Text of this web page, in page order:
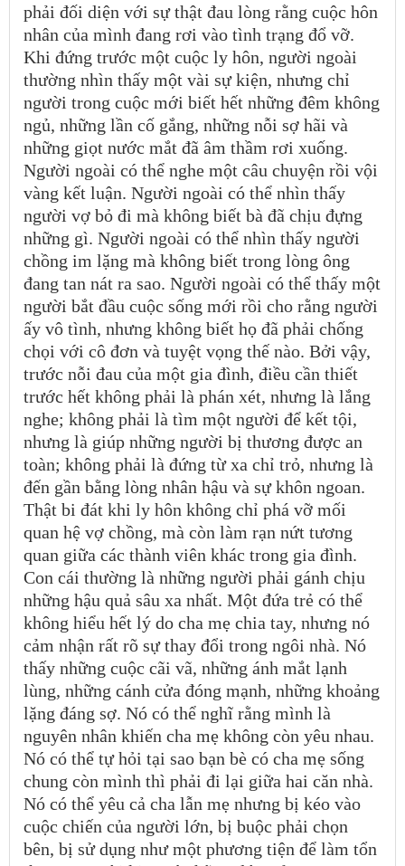
phải đối diện với sự thật đau lòng rằng cuộc hôn
nhân của mình đang rơi vào tình trạng đổ vỡ.
Khi đứng trước một cuộc ly hôn, người ngoài
thường nhìn thấy một vài sự kiện, nhưng chỉ
người trong cuộc mới biết hết những đêm không
ngủ, những lần cố gắng, những nỗi sợ hãi và
những giọt nước mắt đã âm thầm rơi xuống.
Người ngoài có thể nghe một câu chuyện rồi vội
vàng kết luận. Người ngoài có thể nhìn thấy
người vợ bỏ đi mà không biết bà đã chịu đựng
những gì. Người ngoài có thể nhìn thấy người
chồng im lặng mà không biết trong lòng ông
đang tan nát ra sao. Người ngoài có thể thấy một
người bắt đầu cuộc sống mới rồi cho rằng người
ấy vô tình, nhưng không biết họ đã phải chống
chọi với cô đơn và tuyệt vọng thế nào. Bởi vậy,
trước nỗi đau của một gia đình, điều cần thiết
trước hết không phải là phán xét, nhưng là lắng
nghe; không phải là tìm một người để kết tội,
nhưng là giúp những người bị thương được an
toàn; không phải là đứng từ xa chỉ trỏ, nhưng là
đến gần bằng lòng nhân hậu và sự khôn ngoan.
Thật bi đát khi ly hôn không chỉ phá vỡ mối
quan hệ vợ chồng, mà còn làm rạn nứt tương
quan giữa các thành viên khác trong gia đình.
Con cái thường là những người phải gánh chịu
những hậu quả sâu xa nhất. Một đứa trẻ có thể
không hiểu hết lý do cha mẹ chia tay, nhưng nó
cảm nhận rất rõ sự thay đổi trong ngôi nhà. Nó
thấy những cuộc cãi vã, những ánh mắt lạnh
lùng, những cánh cửa đóng mạnh, những khoảng
lặng đáng sợ. Nó có thể nghĩ rằng mình là
nguyên nhân khiến cha mẹ không còn yêu nhau.
Nó có thể tự hỏi tại sao bạn bè có cha mẹ sống
chung còn mình thì phải đi lại giữa hai căn nhà.
Nó có thể yêu cả cha lẫn mẹ nhưng bị kéo vào
cuộc chiến của người lớn, bị buộc phải chọn
bên, bị sử dụng như một phương tiện để làm tổn